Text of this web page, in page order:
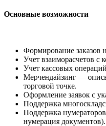
Основные возможности
Формирование заказов
Учет взаиморасчетов с
Учет кассовых
Мерчендайзинг —
торговой точке.
Оформление заявок с
Поддержка
Поддержка
нумерация документов).